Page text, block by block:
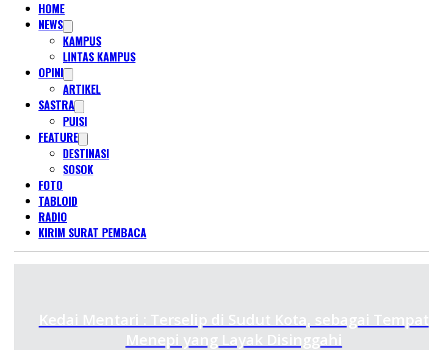
HOME
NEWS
KAMPUS
LINTAS KAMPUS
OPINI
ARTIKEL
SASTRA
PUISI
FEATURE
DESTINASI
SOSOK
FOTO
TABLOID
RADIO
KIRIM SURAT PEMBACA
Kedai Mentari : Terselip di Sudut Kota, sebagai Tempat
Menepi yang Layak Disinggahi